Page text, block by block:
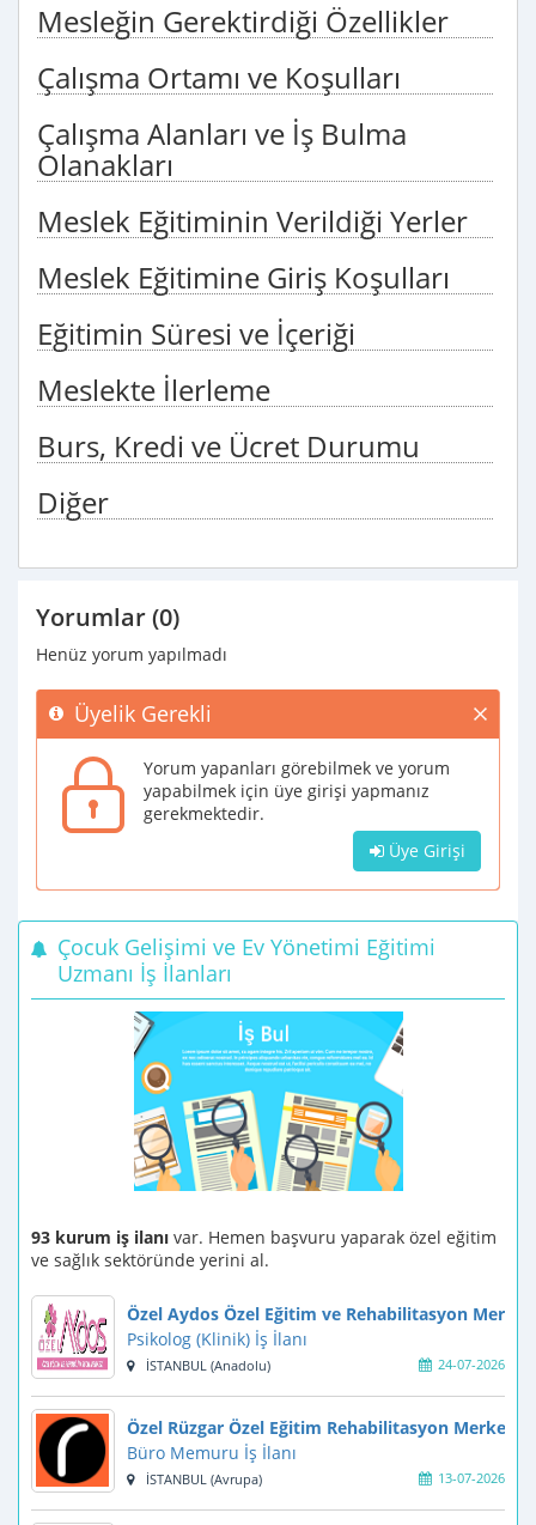
Mesleğin Gerektirdiği Özellikler
Çalışma Ortamı ve Koşulları
Çalışma Alanları ve İş Bulma
Olanakları
Meslek Eğitiminin Verildiği Yerler
Meslek Eğitimine Giriş Koşulları
Eğitimin Süresi ve İçeriği
Meslekte İlerleme
Burs, Kredi ve Ücret Durumu
Diğer
Yorumlar (0)
Henüz yorum yapılmadı
Üyelik Gerekli
Yorum yapanları görebilmek ve yorum
yapabilmek için üye girişi yapmanız
gerekmektedir.
Üye Girişi
Çocuk Gelişimi ve Ev Yönetimi Eğitimi
Uzmanı İş İlanları
93 kurum iş ilanı var. Hemen başvuru yaparak özel eğitim
ve sağlık sektöründe yerini al.
Özel Aydos Özel Eğitim ve Rehabilitasyon
Psikolog (Klinik) İş İlanı
24-07-2026
İSTANBUL (Anadolu)
Özel Rüzgar Özel Eğitim Rehabilitasyon Merkezi
Büro Memuru İş İlanı
13-07-2026
İSTANBUL (Avrupa)